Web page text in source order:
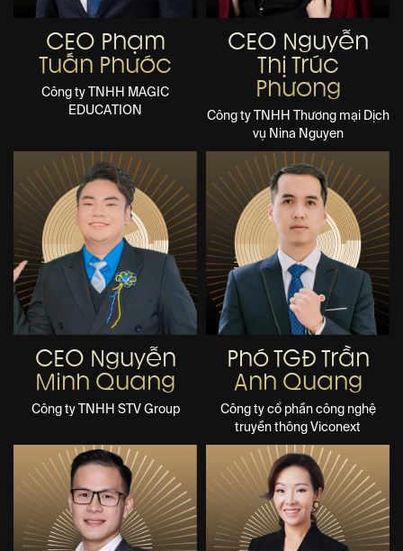
CEO Phạm
Tuấn Phước
Công ty TNHH MAGIC
EDUCATION
CEO Nguyễn
Thị Trúc
Phương
Công ty TNHH Thương mại Dịch
vụ Nina Nguyen
CEO Nguyễn
Minh Quang
Công ty TNHH STV Group
Phó TGĐ Trần
Anh Quang
Công ty cổ phần công nghệ
truyền thông Viconext